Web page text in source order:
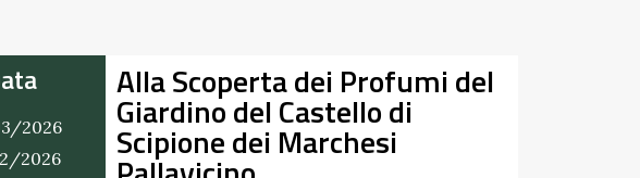
Data
07/03/2026
27/09/2026
Tra Taro e Ceno alla
Riscoperta dei Fiumi Gemelli